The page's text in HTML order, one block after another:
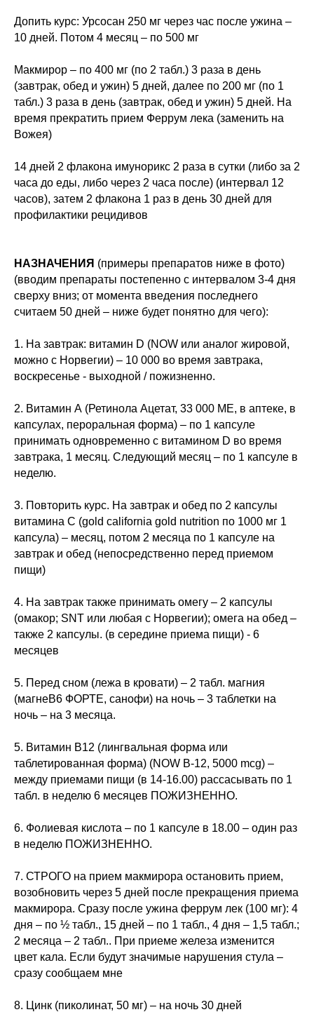
Допить курс: Урсосан 250 мг через час после ужина –
10 дней. Потом 4 месяц – по 500 мг
Макмирор – по 400 мг (по 2 табл.) 3 раза в день
(завтрак, обед и ужин) 5 дней, далее по 200 мг (по 1
табл.) 3 раза в день (завтрак, обед и ужин) 5 дней. На
время прекратить прием Феррум лека (заменить на
Вожея)
14 дней 2 флакона имунорикс 2 раза в сутки (либо за 2
часа до еды, либо через 2 часа после) (интервал 12
часов), затем 2 флакона 1 раз в день 30 дней для
профилактики рецидивов
НАЗНАЧЕНИЯ (примеры препаратов ниже в фото)
(вводим препараты постепенно с интервалом 3-4 дня
сверху вниз; от момента введения последнего
считаем 50 дней – ниже будет понятно для чего):
1. На завтрак: витамин D (NOW или аналог жировой,
можно с Норвегии) – 10 000 во время завтрака,
воскресенье - выходной / пожизненно.
2. Витамин А (Ретинола Ацетат, 33 000 МЕ, в аптеке, в
капсулах, пероральная форма) – по 1 капсуле
принимать одновременно с витамином D во время
завтрака, 1 месяц. Следующий месяц – по 1 капсуле в
неделю.
3. Повторить курс. На завтрак и обед по 2 капсулы
витамина С (gold california gold nutrition по 1000 мг 1
капсула) – месяц, потом 2 месяца по 1 капсуле на
завтрак и обед (непосредственно перед приемом
пищи)
4. На завтрак также принимать омегу – 2 капсулы
(омакор; SNT или любая с Норвегии); омега на обед –
также 2 капсулы. (в середине приема пищи) - 6
месяцев
5. Перед сном (лежа в кровати) – 2 табл. магния
(магнеВ6 ФОРТЕ, санофи) на ночь – 3 таблетки на
ночь – на 3 месяца.
5. Витамин В12 (лингвальная форма или
таблетированная форма) (NOW В-12, 5000 mcg) –
между приемами пищи (в 14-16.00) рассасывать по 1
табл. в неделю 6 месяцев ПОЖИЗНЕННО.
6. Фолиевая кислота – по 1 капсуле в 18.00 – один раз
в неделю ПОЖИЗНЕННО.
7. СТРОГО на прием макмирора остановить прием,
возобновить через 5 дней после прекращения приема
макмирора. Сразу после ужина феррум лек (100 мг): 4
дня – по ½ табл., 15 дней – по 1 табл., 4 дня – 1,5 табл.;
2 месяца – 2 табл.. При приеме железа изменится
цвет кала. Если будут значимые нарушения стула –
сразу сообщаем мне
8. Цинк (пиколинат, 50 мг) – на ночь 30 дней